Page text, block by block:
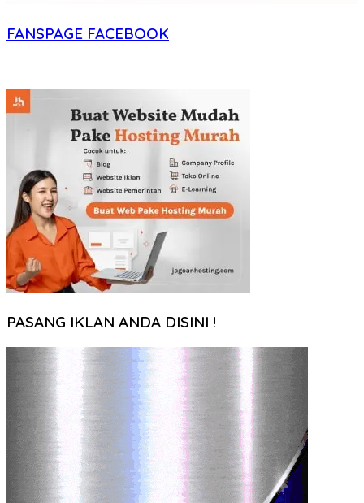
FANSPAGE FACEBOOK
PASANG IKLAN ANDA DISINI !